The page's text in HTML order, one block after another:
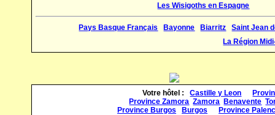
Les Wisigoths en Espagne
Pays Basque Français Bayonne Biarritz
Saint Jean
La Région
Votre hôtel : Castille y Leon
Province Zamora Zamora Benavente
Province Burgos
Burgos
Province